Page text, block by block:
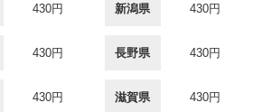
430円 新潟県 430円
430円 長野県 430円
430円 滋賀県 430円